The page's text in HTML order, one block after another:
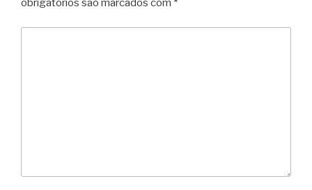
obrigatórios são marcados com *